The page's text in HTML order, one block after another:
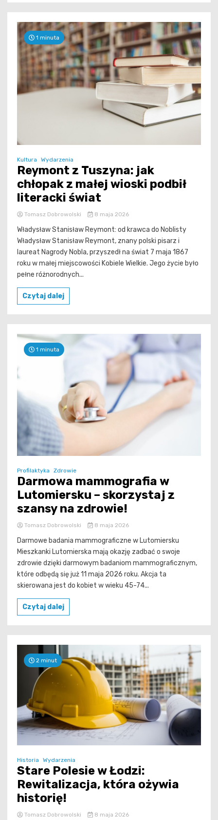
1 minuta
Kultura Wydarzenia
Reymont z Tuszyna: jak
chłopak z małej wioski podbił
literacki świat
Tomasz Dobrowolski 8 maja 2026
Władysław Stanisław Reymont: od krawca do Noblisty
Władysław Stanisław Reymont, znany polski pisarz i
laureat Nagrody Nobla, przyszedł na świat 7 maja 1867
roku w małej miejscowości Kobiele Wielkie. Jego życie było
pełne różnorodnych...
Czytaj dalej
1 minuta
Profilaktyka Zdrowie
Darmowa mammografia w
Lutomiersku – skorzystaj z
szansy na zdrowie!
Tomasz Dobrowolski 8 maja 2026
Darmowe badania mammograficzne w Lutomiersku
Mieszkanki Lutomierska mają okazję zadbać o swoje
zdrowie dzięki darmowym badaniom mammograficznym,
które odbędą się już 11 maja 2026 roku. Akcja ta
skierowana jest do kobiet w wieku 45-74...
Czytaj dalej
2 minut
Historia Wydarzenia
Stare Polesie w Łodzi:
Rewitalizacja, która ożywia
historię!
Tomasz Dobrowolski 8 maja 2026